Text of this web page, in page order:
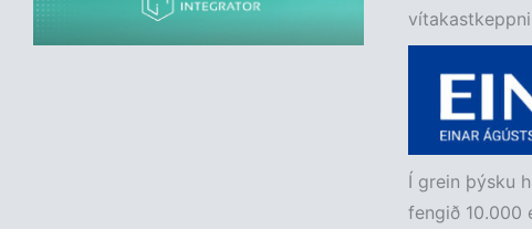
Í grein þýsku
fengið 10.000